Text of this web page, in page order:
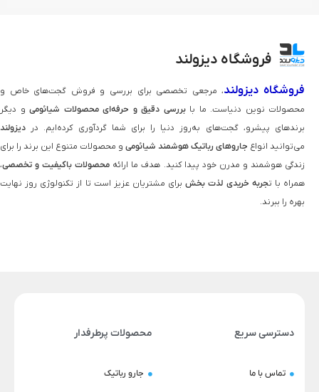
فروشگاه دیزولند
فروشگاه دیزولند، مرجعی تخصصی برای بررسی و فروش گجت‌های خاص و
محصولات نوین دنیاست. ما بابررسی دقیق و حرفه‌ای محصولات شیائومی و دیگر
برندهای پیشرو، گجت‌های به‌روز دنیا را برای شما گردآوری کرده‌ایم. در دیزولند
می‌توانید انواع جاروهای رباتیک هوشمند شیائومی و محصولات متنوع این برند را برای
زندگی هوشمند و مدرن خود پیدا کنید. هدف ما ارائه محصولات باکیفیت و تخصصی،
همراه با تجربه خریدی لذت‌ بخشبرای مشتریان عزیز است تا از تکنولوژی روز نهایت
بهره را ببرند.
دسترسی سریع
تماس با ما
محصولات پرطرفدار
جارو رباتیک